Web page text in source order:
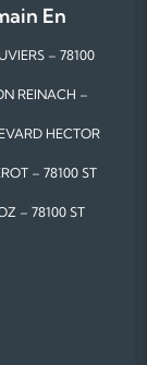
En
– 78100
REINACH –
HECTOR
– 78100 ST
– 78100 ST
REINACH –
78100 ST
– 78100